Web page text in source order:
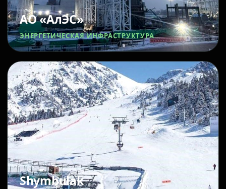
АО «АлЭС»
ЭНЕРГЕТИЧЕСКАЯ ИНФРАСТРУКТУРА
Shymbulak